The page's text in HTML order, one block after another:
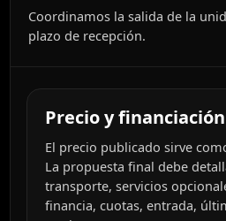
Coordinamos la salida de la
plazo de recepción.
Precio y financiación
El precio publicado sirve
La propuesta final debe
transporte, servicios
financia, cuotas, entrada,